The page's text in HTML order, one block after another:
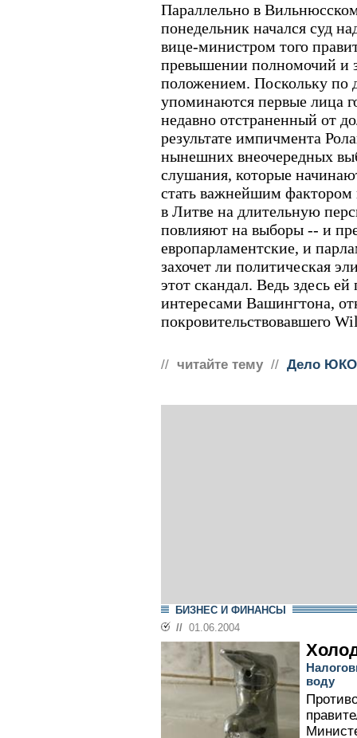
Параллельно в
понедельник начался суд
вице-министром того
превышении полномочий и
положением. Поскольку по
упоминаются первые лица
недавно отстраненный от
результате импичмента
нынешних внеочередных
слушания, которые
стать важнейшим фактором
в Литве на длительную
повлияют на выборы -- и
европарламентские, и
захочет ли политическая
этот скандал. Ведь здесь ей
интересами Вашингтона,
покровительствовавшего
// читайте тему // Дело
БИЗНЕС И ФИНАНСЫ
// 01.06.2004
воду